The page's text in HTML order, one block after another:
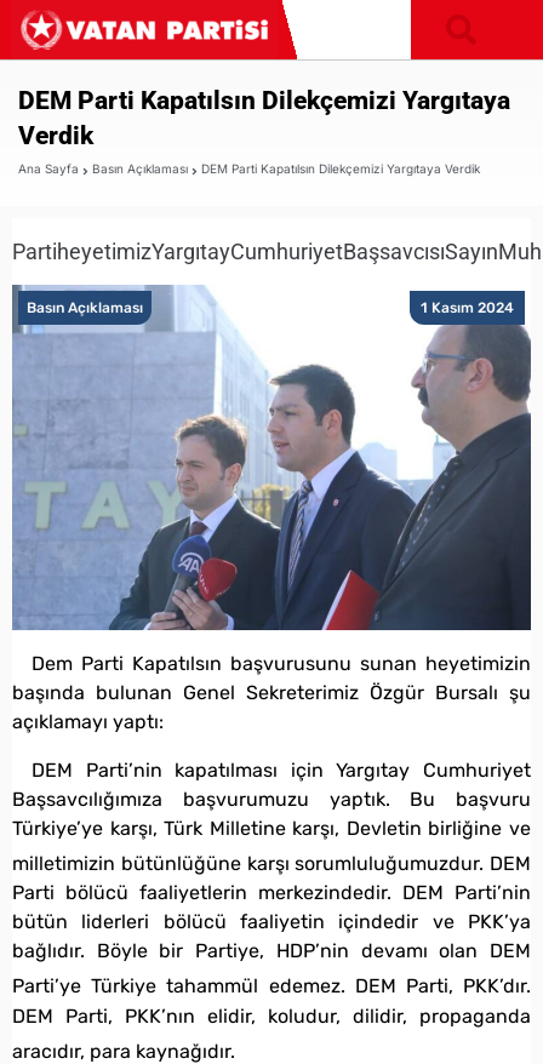
DEM Parti Kapatılsın Dilekçemizi Yargıtaya
Verdik
Ana Sayfa Basın Açıklaması DEM Parti Kapatılsın Dilekçemizi Yargıtaya Verdik
1 Kasım 2024
Basın Açıklaması
Dem Parti Kapatılsın başvurusunu sunan heyetimizin
başında bulunan Genel Sekreterimiz Özgür Bursalı şu
açıklamayı yaptı:
DEM Parti’nin kapatılması için Yargıtay Cumhuriyet
Başsavcılığımıza başvurumuzu yaptık. Bu başvuru
Türkiye’ye karşı, Türk Milletine karşı, Devletin birliğine ve
milletimizin bütünlüğüne karşı sorumluluğumuzdur. DEM
Parti bölücü faaliyetlerin merkezindedir. DEM Parti’nin
bütün liderleri bölücü faaliyetin içindedir ve PKK’ya
bağlıdır. Böyle bir Partiye, HDP’nin devamı olan DEM
Parti’ye Türkiye tahammül edemez. DEM Parti, PKK’dır.
DEM Parti, PKK’nın elidir, koludur, dilidir, propaganda
aracıdır, para kaynağıdır.